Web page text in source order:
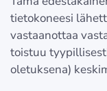
tietokoneesi
vastaanottaa
toistuu
oletuksena)